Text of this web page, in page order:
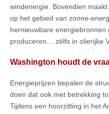
windenergie. Bovendien
op het gebied van zonne-
hernieuwbare energiebronnen
produceren… zélfs in olierijke
Washington houdt de
Energieprijzen bepalen de
doen dat ook met betrekking
Tijdens een hoorzitting in het